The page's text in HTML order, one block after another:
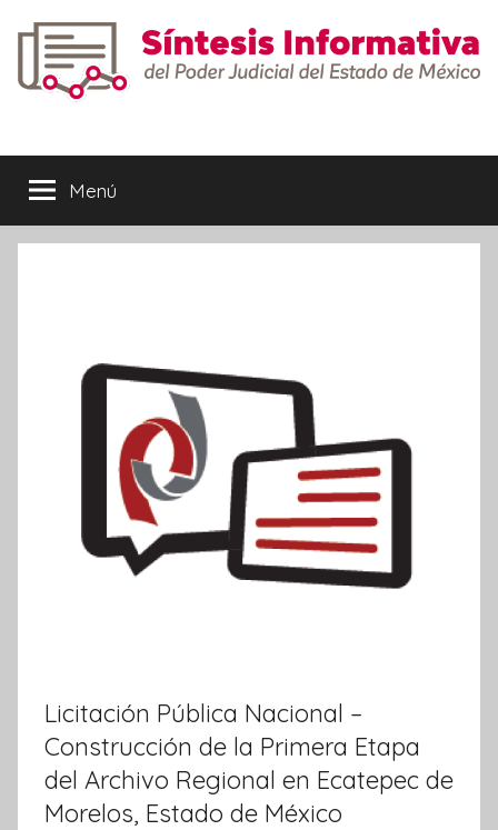
contenido
Menú
Licitación Pública Nacional –
Construcción de la Primera Etapa
del Archivo Regional en Ecatepec de
Morelos, Estado de México